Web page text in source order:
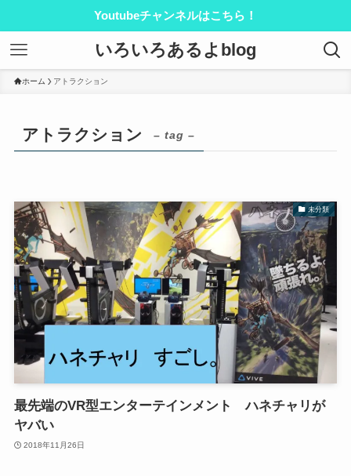
Youtubeチャンネルはこちら！
いろいろあるよblog
ホーム アトラクション
アトラクション – tag –
未分類
最先端のVR型エンターテインメント ハネチャリが
ヤバい
2018年11月26日